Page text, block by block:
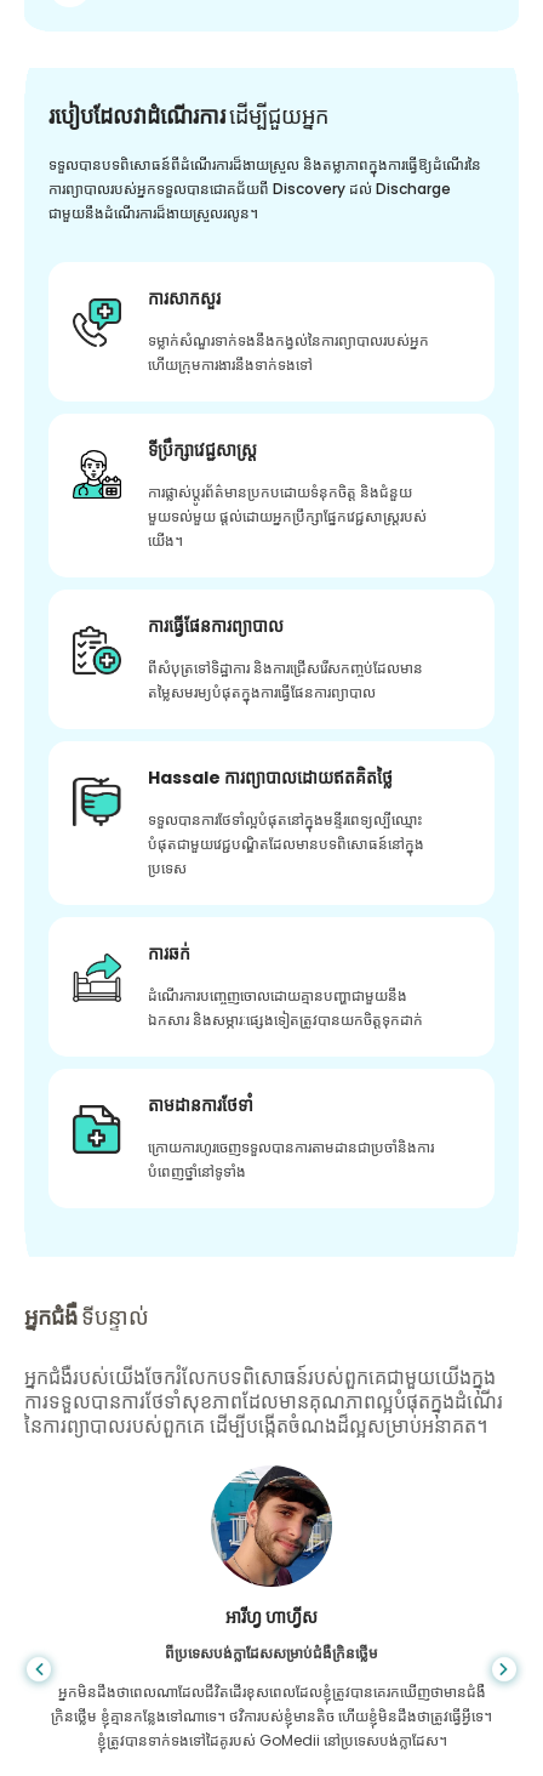
របៀបដែលវាដំណើរការដើម្បី​ជួយ​អ្នក
ទទួលបានបទពិសោធន៍ពីដំណើរការដ៏ងាយស្រួល និងតម្លាភាពក្នុងការធ្វើឱ្យដំណើរនៃ
ការព្យាបាលរបស់អ្នកទទួលបានជោគជ័យពី Discovery ដល់ Discharge
ជាមួយនឹងដំណើរការដ៏ងាយស្រួលរលូន។
ការសាកសួរ
ទម្លាក់សំណួរទាក់ទងនឹងកង្វល់នៃការព្យាបាលរបស់អ្នក
ហើយក្រុមការងារនឹងទាក់ទងទៅ
ទីប្រឹក្សាវេជ្ជសាស្ត្រ
ការផ្លាស់ប្តូរព័ត៌មានប្រកបដោយទំនុកចិត្ត និងជំនួយ
មួយទល់មួយ ផ្តល់ដោយអ្នកប្រឹក្សាផ្នែកវេជ្ជសាស្រ្តរបស់
យើង។
ការធ្វើផែនការព្យាបាល
ពីសំបុត្រទៅទិដ្ឋាការ និងការជ្រើសរើសកញ្ចប់ដែលមាន
តម្លៃសមរម្យបំផុតក្នុងការធ្វើផែនការព្យាបាល
Hassale ការព្យាបាលដោយឥតគិតថ្លៃ
ទទួលបានការថែទាំល្អបំផុតនៅក្នុងមន្ទីរពេទ្យល្បីឈ្មោះ
បំផុតជាមួយវេជ្ជបណ្ឌិតដែលមានបទពិសោធន៍នៅក្នុង
ប្រទេស
ការឆក់
ដំណើរការបញ្ចេញចោលដោយគ្មានបញ្ហាជាមួយនឹង
ឯកសារ និងសម្ភារៈផ្សេងទៀតត្រូវបានយកចិត្តទុកដាក់
តាមដានការថែទាំ
ក្រោយ​ការ​ហូរ​ចេញ​ទទួល​បាន​ការ​តាមដាន​ជា​ប្រចាំ​និង​ការ​
បំពេញ​ថ្នាំ​នៅ​ទូទាំង​
អ្នកជំងឺទីបន្ទាល់
អ្នកជំងឺរបស់យើងចែករំលែកបទពិសោធន៍របស់ពួកគេជាមួយយើងក្នុង
ការទទួលបានការថែទាំសុខភាពដែលមានគុណភាពល្អបំផុតក្នុងដំណើរ
នៃការព្យាបាលរបស់ពួកគេ ដើម្បីបង្កើតចំណងដ៏ល្អសម្រាប់អនាគត។
អារីហ្វ ហាហ្វីស
ពីប្រទេសបង់ក្លាដែសសម្រាប់ជំងឺក្រិនថ្លើម
អ្នក​មិន​ដឹង​ថា​ពេល​ណា​ដែល​ជីវិត​ដើរ​ខុស​ពេល​ដែល​ខ្ញុំ​ត្រូវ​បាន​គេ​រក​ឃើញ​ថា​មាន​ជំងឺ​
ក្រិន​ថ្លើម ខ្ញុំ​គ្មាន​កន្លែង​ទៅ​ណា​ទេ។ ថវិការបស់ខ្ញុំមានតិច ហើយខ្ញុំមិនដឹងថាត្រូវធ្វើអ្វីទេ។
ខ្ញុំត្រូវបានទាក់ទងទៅដៃគូរបស់ GoMedii នៅប្រទេសបង់ក្លាដែស។